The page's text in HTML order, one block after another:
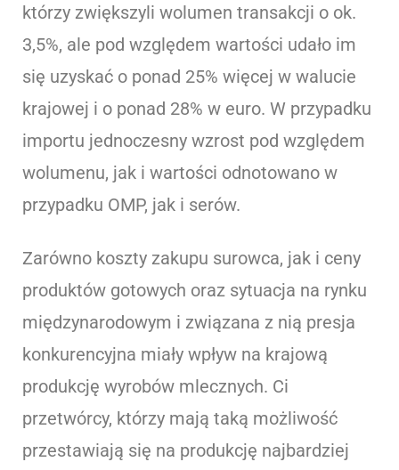
którzy zwiększyli wolumen transakcji o ok.
3,5%, ale pod względem wartości udało im
się uzyskać o ponad 25% więcej w walucie
krajowej i o ponad 28% w euro. W przypadku
importu jednoczesny wzrost pod względem
wolumenu, jak i wartości odnotowano w
przypadku OMP, jak i serów.
Zarówno koszty zakupu surowca, jak i ceny
produktów gotowych oraz sytuacja na rynku
międzynarodowym i związana z nią presja
konkurencyjna miały wpływ na krajową
produkcję wyrobów mlecznych. Ci
przetwórcy, którzy mają taką możliwość
przestawiają się na produkcję najbardziej